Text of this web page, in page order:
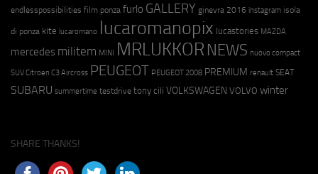
endlesspossibilities film ponza furlo GALLERY ginevra 2016 instagram isola
di ponza kite lucaromano lucaromanopix lucastories MAZDA
mercedes militem MINI MRLUKKOR NEWS nuovo compact
SUV Citroen C3 Aircross PEUGEOT PEUGEOT 2008 PREMIUM renault SEAT
SUBARU summertime testdrive tony cili VOLKSWAGEN VOLVO winter
SHARE THANKS!